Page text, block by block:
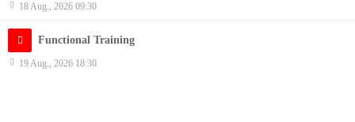
18 Aug., 2026 09:30
Functional Training
19 Aug., 2026 18:30